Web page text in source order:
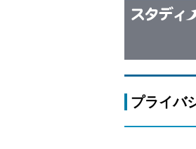
プライバ